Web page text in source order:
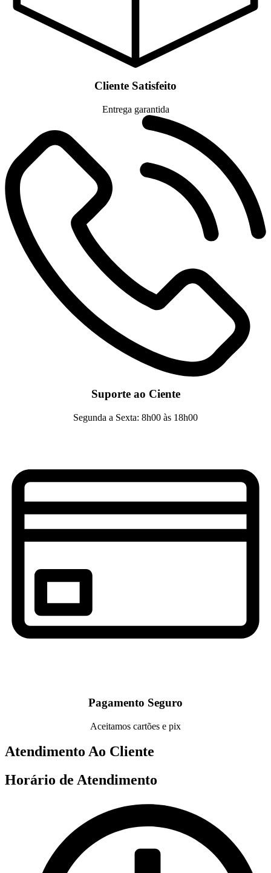
Cliente Satisfeito
Entrega garantida
Suporte ao Ciente
Segunda a Sexta: 8h00 às 18h00
Pagamento Seguro
Aceitamos cartões e pix
Atendimento Ao Cliente
Horário de Atendimento